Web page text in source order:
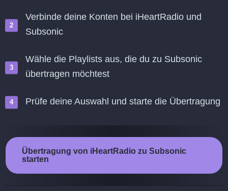
Verbinde deine Konten bei iHeartRadio und
Subsonic
Wähle die Playlists aus, die du zu Subsonic
übertragen möchtest
Prüfe deine Auswahl und starte die Übertragung
Übertragung von iHeartRadio zu Subsonic
starten